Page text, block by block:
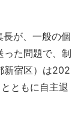
が、一般の個
った問題で、制
新宿区）は202
ともに自主退